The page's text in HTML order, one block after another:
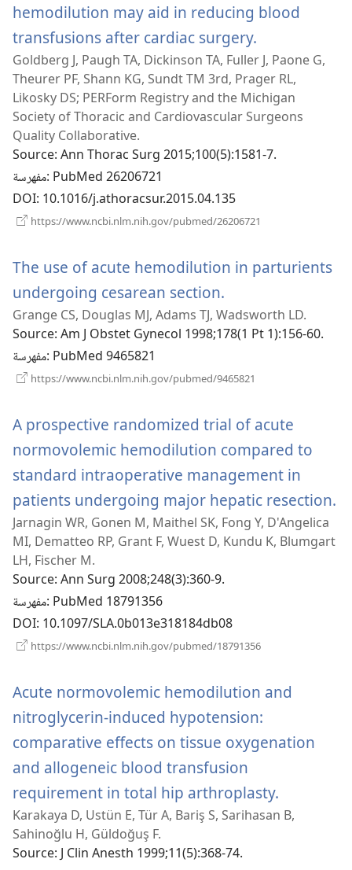
hemodilution may aid in reducing blood
transfusions after cardiac surgery.
نافذة
جديدة)
Goldberg J, Paugh TA, Dickinson TA, Fuller J, Paone G,
Theurer PF, Shann KG, Sundt TM 3rd, Prager RL,
Likosky DS; PERForm Registry and the Michigan
Society of Thoracic and Cardiovascular Surgeons
Quality Collaborative.
Source‎: Ann Thorac Surg 2015;100(5):1581-7.
مفهرسة‎: PubMed 26206721
DOI‎: 10.1016/j.athoracsur.2015.04.135
https://www.ncbi.nlm.nih.gov/pubmed/26206721
The use of acute hemodilution in parturients
undergoing cesarean section.
نافذة
جديدة)
Grange CS, Douglas MJ, Adams TJ, Wadsworth LD.
Source‎: Am J Obstet Gynecol 1998;178(1 Pt 1):156-60.
مفهرسة‎: PubMed 9465821
https://www.ncbi.nlm.nih.gov/pubmed/9465821
A prospective randomized trial of acute
normovolemic hemodilution compared to
standard intraoperative management in
patients undergoing major hepatic resection.
Jarnagin WR, Gonen M, Maithel SK, Fong Y, D'Angelica
MI, Dematteo RP, Grant F, Wuest D, Kundu K, Blumgart
LH, Fischer M.
Source‎: Ann Surg 2008;248(3):360-9.
مفهرسة‎: PubMed 18791356
DOI‎: 10.1097/SLA.0b013e318184db08
https://www.ncbi.nlm.nih.gov/pubmed/18791356
Acute normovolemic hemodilution and
nitroglycerin-induced hypotension:
comparative effects on tissue oxygenation
and allogeneic blood transfusion
requirement in total hip arthroplasty.
نافذة
Karakaya D, Ustün E, Tür A, Bariş S, Sarihasan B,
Sahinoğlu H, Güldoğuş F.
Source‎: J Clin Anesth 1999;11(5):368-74.